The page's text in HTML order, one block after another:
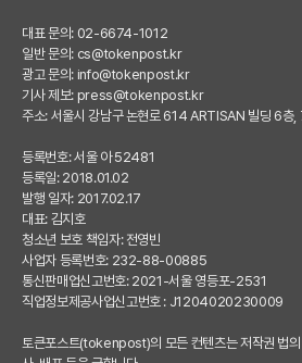
대표 문의: 02-6674-1012
일반 문의: cs@tokenpost.kr
광고 문의: info@tokenpost.kr
기사 제보: press@tokenpost.kr
주소: 서울시 강남구 논현로 614 ARTISAN 빌딩 6층,
등록번호: 서울 아 52481
등록일: 2018.01.02
발행 일자: 2017.02.17
대표: 김지호
청소년 보호 책임자: 전영빈
사업자 등록번호: 232-88-00885
통신판매업신고번호: 2021-서울 영등포-2531
직업정보제공사업신고번호 : J1204020230009
토큰포스트(tokenpost)의 모든 컨텐츠는 저작권 법의